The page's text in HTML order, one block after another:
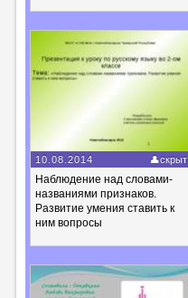
10.08.2014 скрыт
Наблюдение над словами-
названиями признаков.
Развитие умения ставить к
ним вопросы